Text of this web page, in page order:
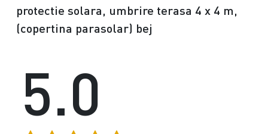
protectie solara, umbrire terasa 4 x 4 m,
(copertina parasolar) bej
5.0